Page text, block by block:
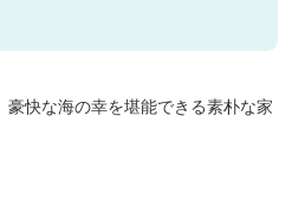
快な海の幸を堪能できる素朴な家